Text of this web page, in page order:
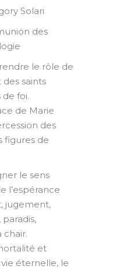
Solari
des
le rôle de
des saints
foi.
de Marie
des
figures de
le sens
l’espérance
jugement,
chair.
et
vie éternelle, le